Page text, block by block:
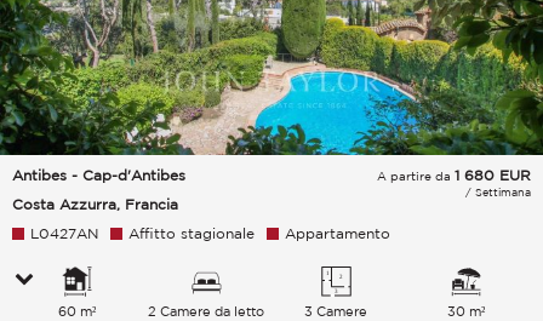
Antibes - Cap-d'Antibes
Costa Azzurra, Francia
A partire da 1 680 EUR
/ Settimana
L0427AN Affitto stagionale Appartamento
60 m² 2 Camere da letto 3 Camere 30 m²